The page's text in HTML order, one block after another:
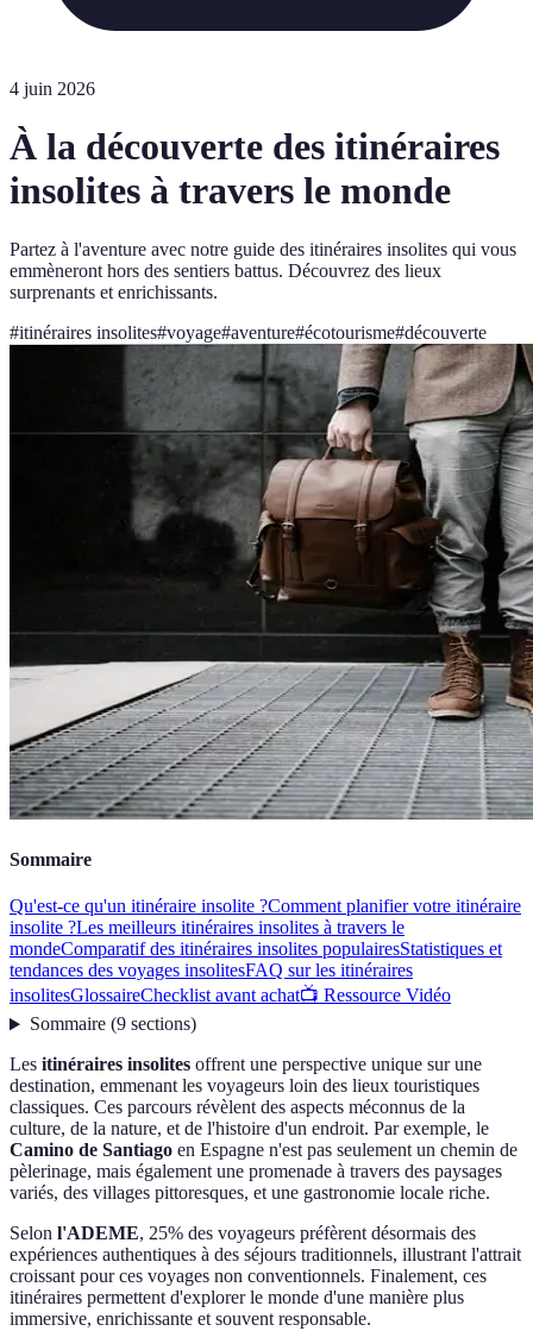
4 juin 2026
À la découverte des itinéraires
insolites à travers le monde
Partez à l'aventure avec notre guide des itinéraires insolites qui vous
emmèneront hors des sentiers battus. Découvrez des lieux
surprenants et enrichissants.
#itinéraires insolites#voyage#aventure#écotourisme#découverte
Sommaire
Qu'est-ce qu'un itinéraire insolite ?Comment planifier votre itinéraire
insolite ?Les meilleurs itinéraires insolites à travers le
mondeComparatif des itinéraires insolites populairesStatistiques et
tendances des voyages insolitesFAQ sur les itinéraires
insolitesGlossaireChecklist avant achat📺 Ressource Vidéo
Sommaire(9 sections)
Les itinéraires insolites offrent une perspective unique sur une
destination, emmenant les voyageurs loin des lieux touristiques
classiques. Ces parcours révèlent des aspects méconnus de la
culture, de la nature, et de l'histoire d'un endroit. Par exemple, le
Camino de Santiago en Espagne n'est pas seulement un chemin de
pèlerinage, mais également une promenade à travers des paysages
variés, des villages pittoresques, et une gastronomie locale riche.
Selon l'ADEME, 25% des voyageurs préfèrent désormais des
expériences authentiques à des séjours traditionnels, illustrant l'attrait
croissant pour ces voyages non conventionnels. Finalement, ces
itinéraires permettent d'explorer le monde d'une manière plus
immersive, enrichissante et souvent responsable.